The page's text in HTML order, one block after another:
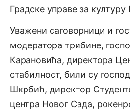
Градске управе за
Уважени саговорници и
модератора трибине,
Карановића, директора
стабилност, били су
Шкрбић, директор
центра Новог Сада,